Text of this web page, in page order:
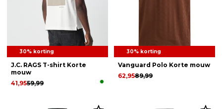
30% korting
J.C. RAGS T-shirt Korte
mouw
59,99
41,95
30% korting
Vanguard Polo Korte mouw
89,99
62,95